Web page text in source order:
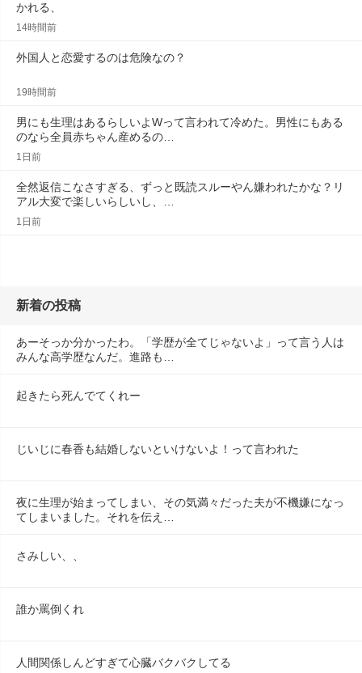
かれる、
14時間前
外国人と恋愛するのは危険なの？
19時間前
男にも生理はあるらしいよWって言われて冷めた。男性にもある
のなら全員赤ちゃん産めるの…
1日前
全然返信こなさすぎる、ずっと既読スルーやん嫌われたかな？リ
アル大変で楽しいらしいし、…
1日前
新着の投稿
あーそっか分かったわ。「学歴が全てじゃないよ」って言う人は
みんな高学歴なんだ。進路も…
起きたら死んでてくれー
じいじに春香も結婚しないといけないよ！って言われた
夜に生理が始まってしまい、その気満々だった夫が不機嫌になっ
てしまいました。それを伝え…
さみしい、、
誰か罵倒くれ
人間関係しんどすぎて心臓バクバクしてる